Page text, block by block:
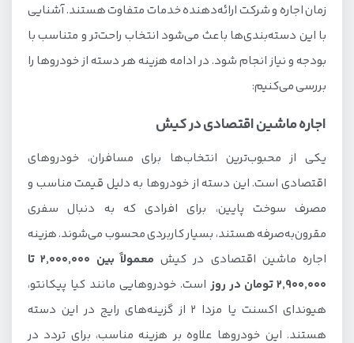
زمان اجاره و شرکت ارائه‌دهنده خدمات متفاوت هستند. آشنایی
با این دسته‌بندی‌ها باعث می‌شود انتخاب راحت‌تر و متناسب با
بودجه و نیاز انجام شود. در ادامه هزینه هر دسته از خودروها را
بررسی می‌کنیم:
اجاره ماشین اقتصادی در کیش
یکی از محبوب‌ترین انتخاب‌ها برای مسافران، خودروهای
اقتصادی است. این دسته از خودروها به دلیل قیمت مناسب و
مصرف سوخت پایین، برای افرادی که به دنبال سفری
مقرون‌به‌صرفه هستند، بسیار کاربردی محسوب می‌شوند. هزینه
اجاره ماشین اقتصادی در کیش
معمولاً بین ۲,۰۰۰,۰۰۰ تا
۲,۹۰۰,۰۰۰ تومان در روز
است. خودروهایی مانند کیا پیکانتو،
هیوندای اکسنت یا مزدا ۲ از گزینه‌های رایج در این دسته
هستند. این خودروها علاوه بر هزینه مناسب، برای تردد در